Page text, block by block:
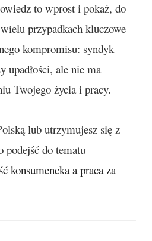
to wprost i pokaż, do
przypadkach kluczowe
kompromisu: syndyk
upadłości, ale nie ma
Twojego życia i pracy.
lub utrzymujesz się z
podejść do tematu
konsumencka a praca za